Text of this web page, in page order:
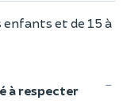
et de 15 à
à respecter